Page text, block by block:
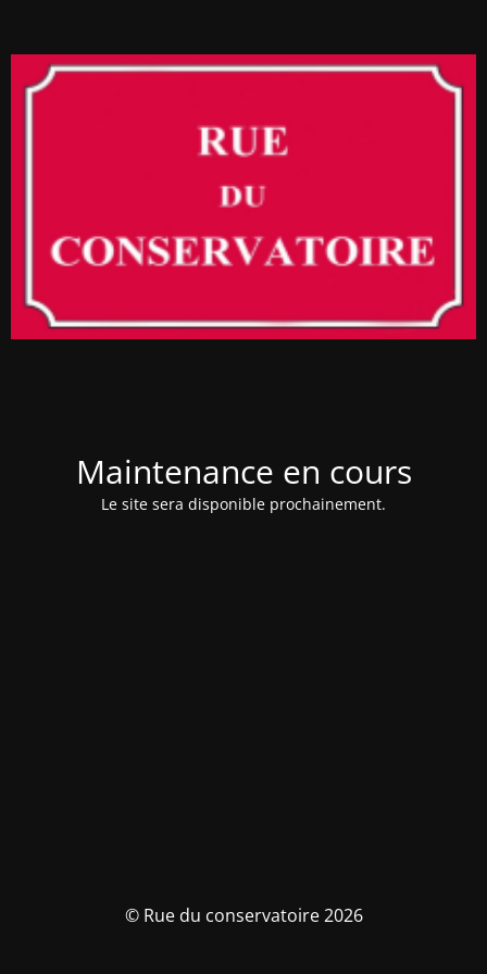
Maintenance en cours
Le site sera disponible prochainement.
© Rue du conservatoire 2026